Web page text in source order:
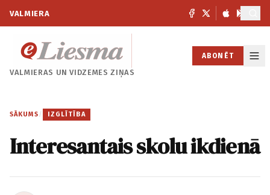
VALMIERA
VALMIERAS UNVIDZEMES ZIŅAS
ABONĒT
SĀKUMS / IZGLĪTĪBA
Interesantais skolu ikdienā